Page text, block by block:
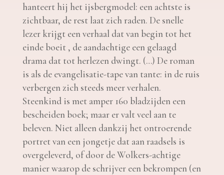
hanteert hij het ijsbergmodel: een achtste is
zichtbaar, de rest laat zich raden. De snelle
lezer krijgt een verhaal dat van begin tot het
einde boeit , de aandachtige een gelaagd
drama dat tot herlezen dwingt. (…) De roman
is als de evangelisatie-tape van tante: in de ruis
verbergen zich steeds meer verhalen.
Steenkind is met amper 160 bladzijden een
bescheiden boek; maar er valt veel aan te
beleven. Niet alleen dankzij het ontroerende
portret van een jongetje dat aan raadsels is
overgeleverd, of door de Wolkers-achtige
manier waarop de schrijver een bekrompen (en